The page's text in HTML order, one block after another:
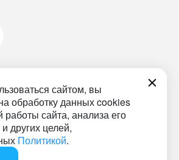
сайтом, вы
обработку данных cookies
работы сайта, анализа его
других целей,
Политикой.
Битрикс». Работает на
сайтом.
данных Наша ИТ-деятельность
сайта Документ СОУТ
условий труда